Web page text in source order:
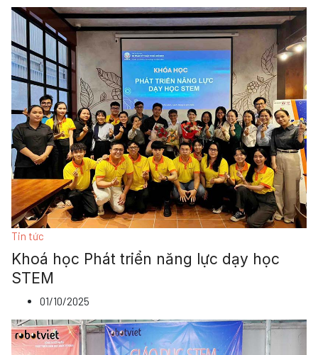
Tin tức
Khoá học Phát triển năng lực dạy học
STEM
01/10/2025